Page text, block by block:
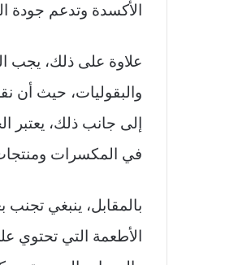
الأكسدة وتدعم جودة
علاوة على ذلك، يجب
والبقوليات، حيث أن
إلى جانب ذلك، يعتبر
في المكسرات ومنتجات
بالمقابل، ينبغي
الأطعمة التي تحتوي